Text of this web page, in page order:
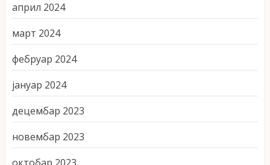
април 2024
март 2024
фебруар 2024
јануар 2024
децембар 2023
новембар 2023